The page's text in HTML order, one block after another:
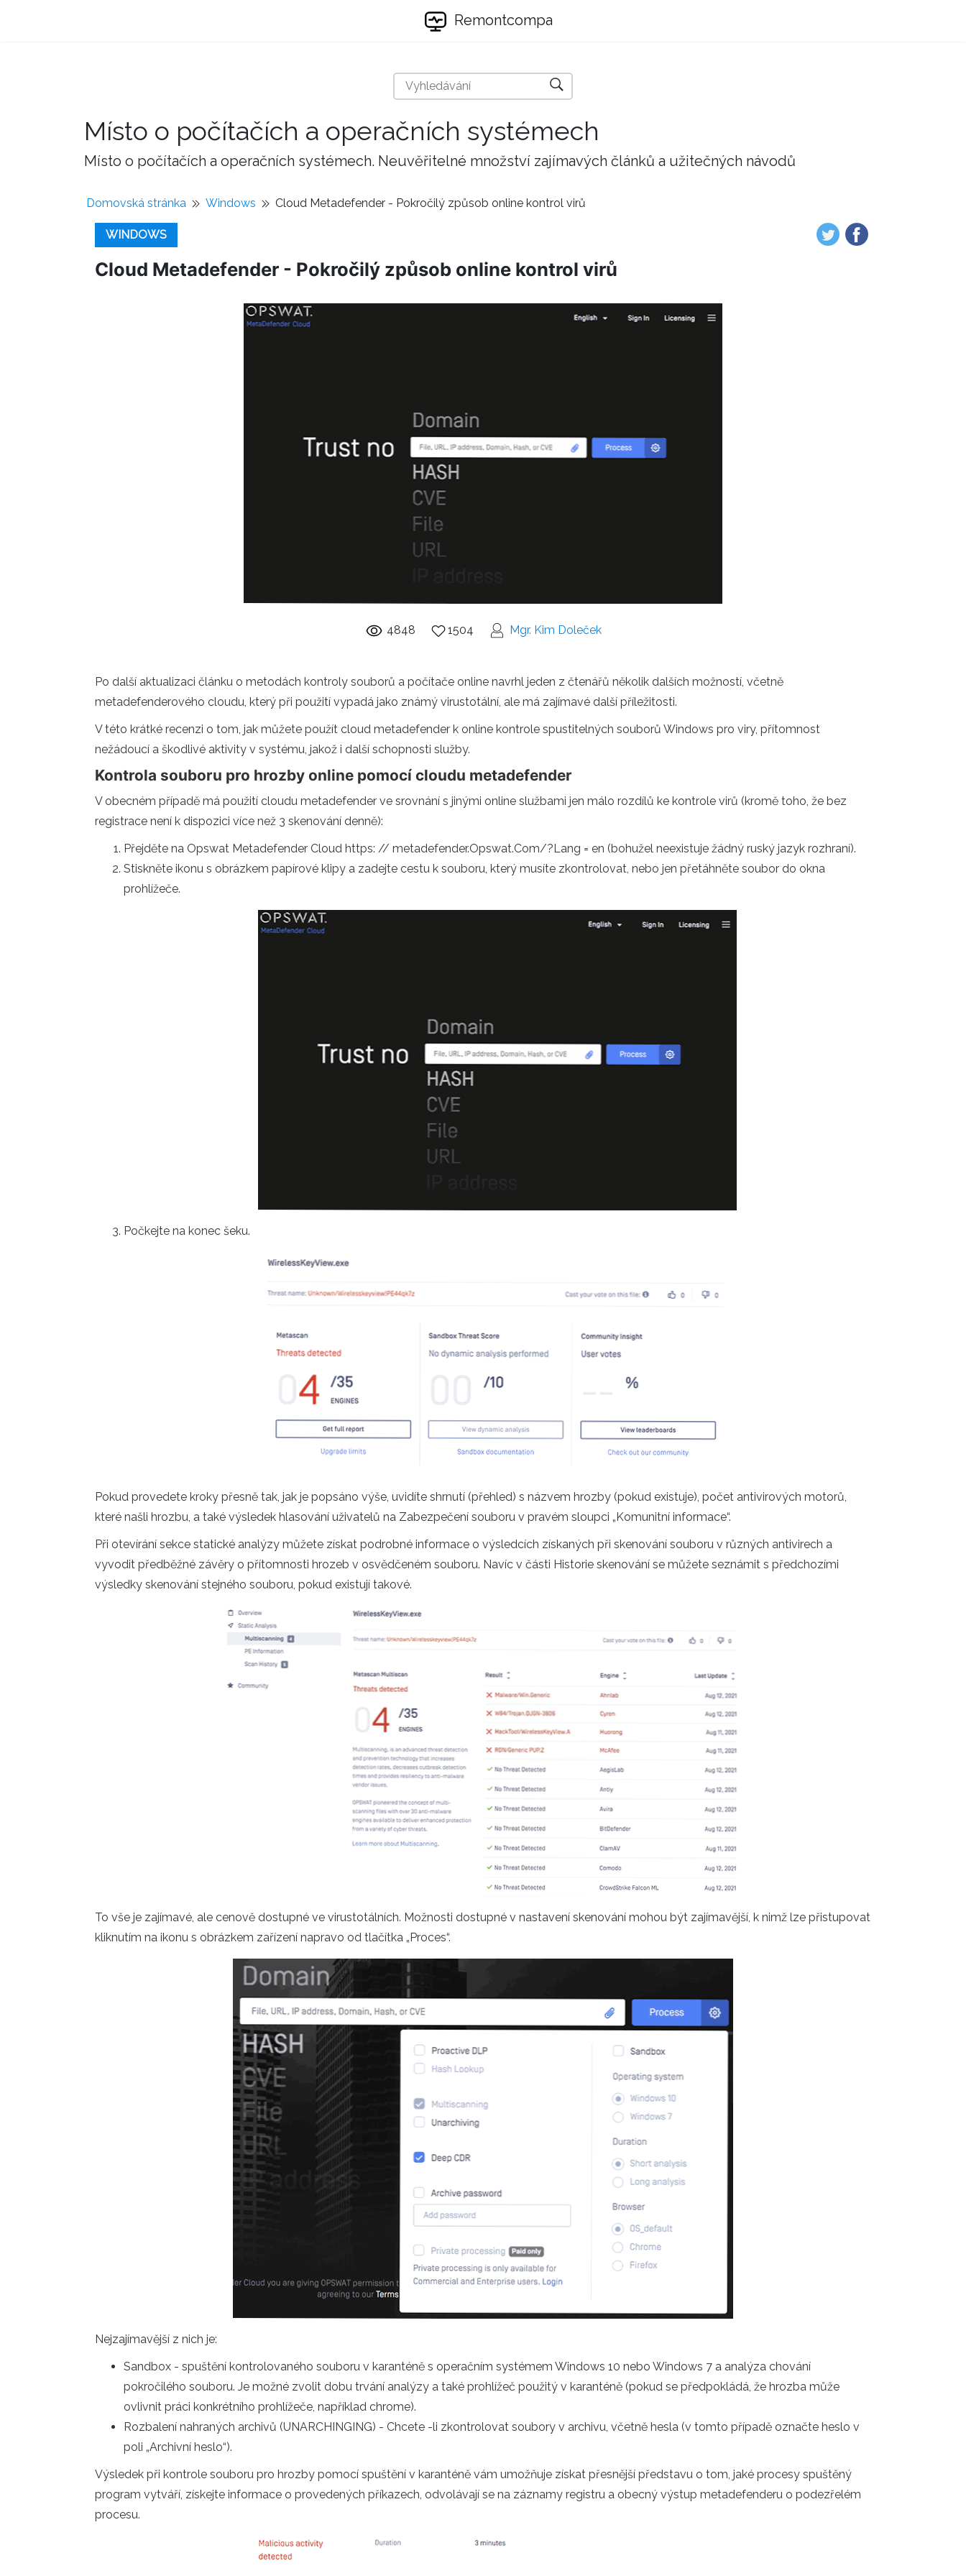
Remontcompa
Místo o počítačích a operačních systémech
Místo o počítačích a operačních systémech. Neuvěřitelné množství zajímavých článků a užitečných návodů
Domovská stránka Windows Cloud Metadefender - Pokročilý způsob online kontrol virů
WINDOWS
Cloud Metadefender - Pokročilý způsob online kontrol virů
4848 1504 Mgr. Kim Doleček
Po další aktualizaci článku o metodách kontroly souborů a počítače online navrhl jeden z čtenářů několik dalších možností, včetně
metadefenderového cloudu, který při použití vypadá jako známý virustotální, ale má zajímavé další příležitosti.
V této krátké recenzi o tom, jak můžete použít cloud metadefender k online kontrole spustitelných souborů Windows pro viry, přítomnost
nežádoucí a škodlivé aktivity v systému, jakož i další schopnosti služby.
Kontrola souboru pro hrozby online pomocí cloudu metadefender
V obecném případě má použití cloudu metadefender ve srovnání s jinými online službami jen málo rozdílů ke kontrole virů (kromě toho, že bez
registrace není k dispozici více než 3 skenování denně):
Přejděte na Opswat Metadefender Cloud https: // metadefender.Opswat.Com/?Lang = en (bohužel neexistuje žádný ruský jazyk rozhraní).
Stiskněte ikonu s obrázkem papírové klipy a zadejte cestu k souboru, který musíte zkontrolovat, nebo jen přetáhněte soubor do okna
prohlížeče.
Počkejte na konec šeku.
Pokud provedete kroky přesně tak, jak je popsáno výše, uvidíte shrnutí (přehled) s názvem hrozby (pokud existuje), počet antivirových motorů,
které našli hrozbu, a také výsledek hlasování uživatelů na Zabezpečení souboru v pravém sloupci „Komunitní informace“.
Při otevírání sekce statické analýzy můžete získat podrobné informace o výsledcích získaných při skenování souboru v různých antivirech a
vyvodit předběžné závěry o přítomnosti hrozeb v osvědčeném souboru. Navíc v části Historie skenování se můžete seznámit s předchozími
výsledky skenování stejného souboru, pokud existují takové.
To vše je zajímavé, ale cenově dostupné ve virustotálních. Možnosti dostupné v nastavení skenování mohou být zajímavější, k nimž lze přistupovat
kliknutím na ikonu s obrázkem zařízení napravo od tlačítka „Proces“.
Nejzajímavější z nich je:
Sandbox - spuštění kontrolovaného souboru v karanténě s operačním systémem Windows 10 nebo Windows 7 a analýza chování
pokročilého souboru. Je možné zvolit dobu trvání analýzy a také prohlížeč použitý v karanténě (pokud se předpokládá, že hrozba může
ovlivnit práci konkrétního prohlížeče, například chrome).
Rozbalení nahraných archivů (UNARCHINGING) - Chcete -li zkontrolovat soubory v archivu, včetně hesla (v tomto případě označte heslo v
poli „Archivní heslo“).
Výsledek při kontrole souboru pro hrozby pomocí spuštění v karanténě vám umožňuje získat přesnější představu o tom, jaké procesy spuštěný
program vytváří, získejte informace o provedených příkazech, odvolávají se na záznamy registru a obecný výstup metadefenderu o podezřelém
procesu.